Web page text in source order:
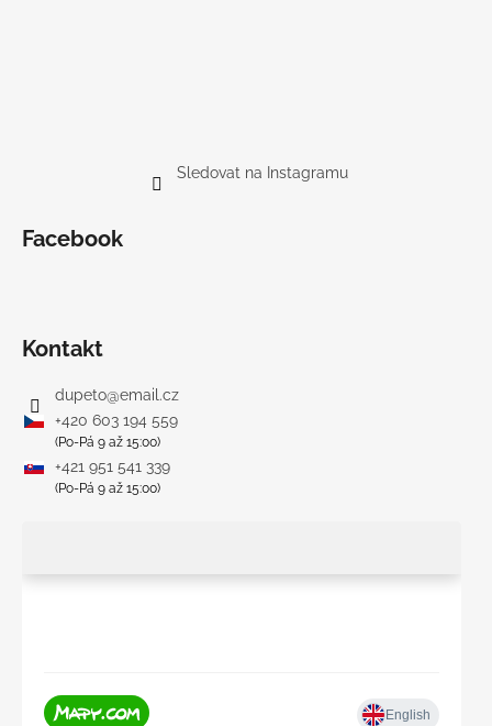
Sledovat na Instagramu
Facebook
Kontakt
dupeto@email.cz
+420 603 194 559
(Po-Pá 9 až 15:00)
+421 951 541 339
(Po-Pá 9 až 15:00)